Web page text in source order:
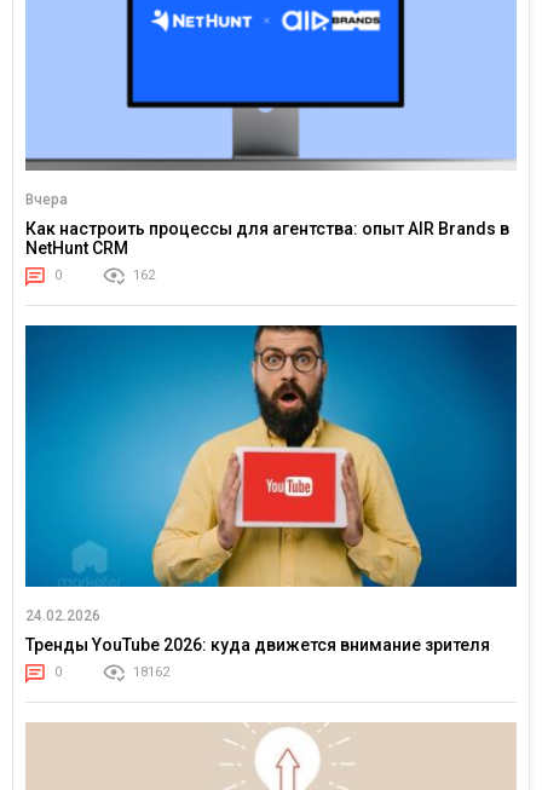
Вчера
Как настроить процессы для агентства: опыт AIR Brands в
NetHunt CRM
0 162
24.02.2026
Тренды YouTube 2026: куда движется внимание зрителя
0 18162